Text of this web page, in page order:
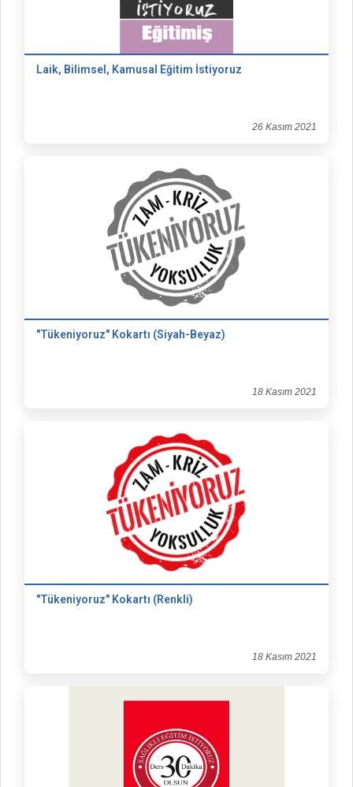
Laik, Bilimsel, Kamusal Eğitim İstiyoruz
26 Kasım 2021
"Tükeniyoruz" Kokartı (Siyah-Beyaz)
18 Kasım 2021
"Tükeniyoruz" Kokartı (Renkli)
18 Kasım 2021